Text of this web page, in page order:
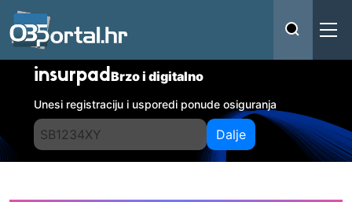
insurpadBrzo i digitalno
Unesi registraciju i usporedi ponude osiguranja
Dalje